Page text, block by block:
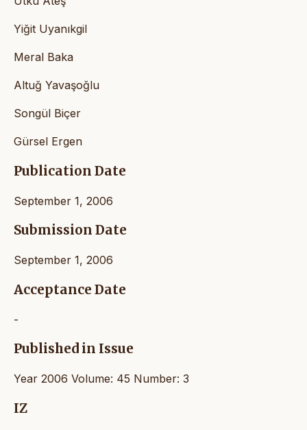
Yiğit Uyanıkgil
Meral Baka
Altuğ Yavaşoğlu
Songül Biçer
Gürsel Ergen
Publication Date
September 1, 2006
Submission Date
September 1, 2006
Acceptance Date
-
Published in Issue
Year 2006 Volume: 45 Number: 3
IZ